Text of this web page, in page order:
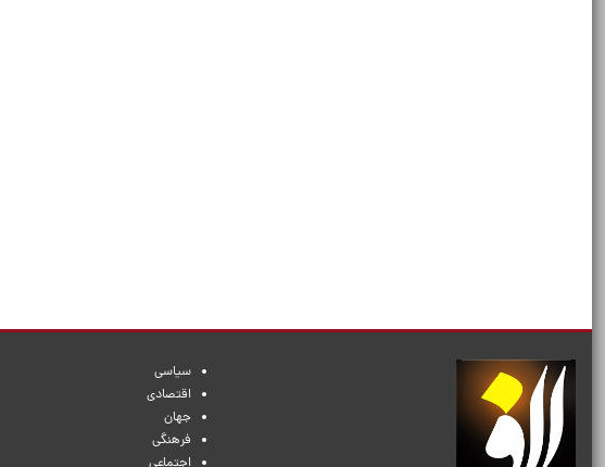
سیاسی
اقتصادی
جهان
فرهنگی